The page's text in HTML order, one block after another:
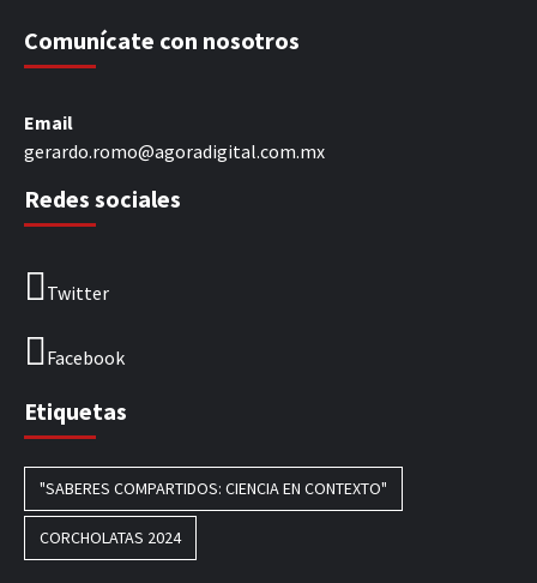
Comunícate con nosotros
Email
gerardo.romo@agoradigital.com.mx
Redes sociales
Twitter
Facebook
Etiquetas
"SABERES COMPARTIDOS: CIENCIA EN CONTEXTO"
CORCHOLATAS 2024